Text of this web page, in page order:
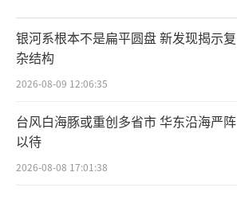
银河系根本不是扁平圆盘 新发现揭示复
杂结构
2026-08-09 12:06:35
台风白海豚或重创多省市 华东沿海严阵
以待
2026-08-08 17:01:38